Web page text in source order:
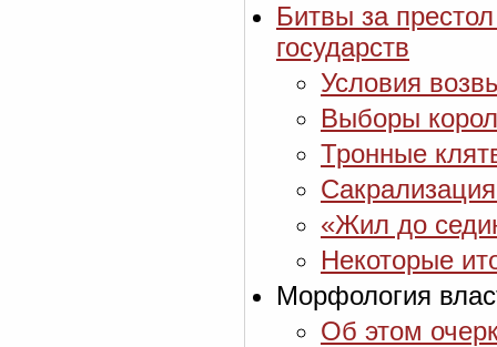
Битвы за
государств
Условия
Выборы
Тронные
«Жил до
Некоторые
Морфология
Об этом